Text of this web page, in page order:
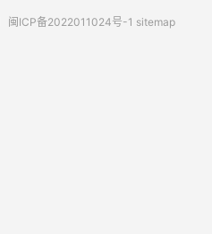
闽ICP备2022011024号-1 sitemap